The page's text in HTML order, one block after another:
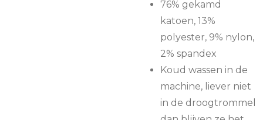
76% gekamd
katoen, 13%
polyester, 9% nylon,
2% spandex
Koud wassen in de
machine, liever niet
in de droogtrommel